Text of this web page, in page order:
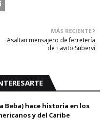
MÁS RECIENTE
Asaltan mensajero de ferretería
de Tavito Suberví
Beba) hace historia en los
y del Caribe